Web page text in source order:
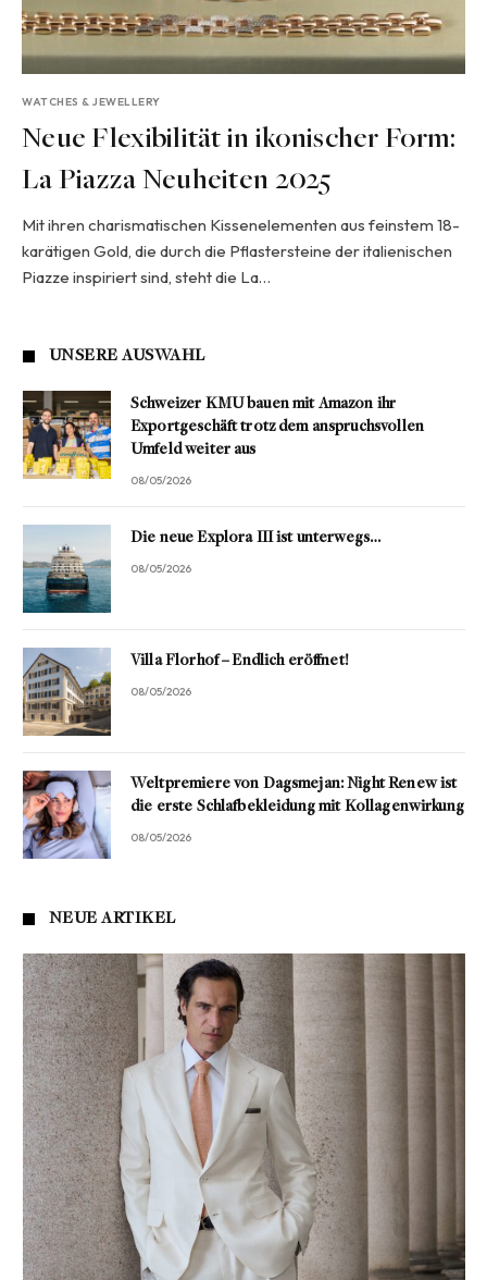
WATCHES & JEWELLERY
Neue Flexibilität in ikonischer Form:
La Piazza Neuheiten 2025
Mit ihren charismatischen Kissenelementen aus feinstem 18-
karätigen Gold, die durch die Pflastersteine der italienischen
Piazze inspiriert sind, steht die La…
UNSERE AUSWAHL
Schweizer KMU bauen mit Amazon ihr
Exportgeschäft trotz dem anspruchsvollen
Umfeld weiter aus
08/05/2026
Die neue Explora III ist unterwegs…
08/05/2026
Villa Florhof – Endlich eröffnet!
08/05/2026
Weltpremiere von Dagsmejan: Night Renew ist
die erste Schlafbekleidung mit Kollagenwirkung
08/05/2026
NEUE ARTIKEL